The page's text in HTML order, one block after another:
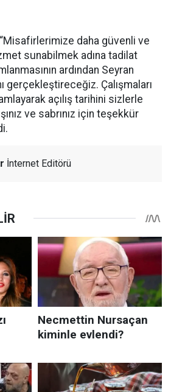
daha güvenli ve
sunabilmek adına tadilat
ardından Seyran
gerçekleştireceğiz. Çalışmaları
açılış tarihini sizlerle
ve sabrınız için teşekkür
İnternet Editörü